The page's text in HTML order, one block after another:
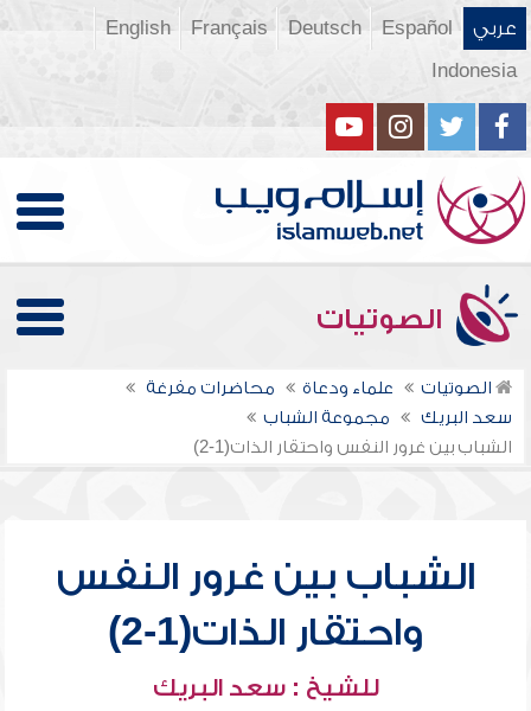
عربي Español
Deutsch
Français
English
Indonesia
الصوتيات
الصوتيات علماء ودعاة
محاضرات مفرغة
سعد البريك
مجموعة الشباب
الشباب بين غرور النفس واحتقار الذات(1-2)
الشباب بين غرور النفس
واحتقار الذات(1-2)
للشيخ : سعد البريك